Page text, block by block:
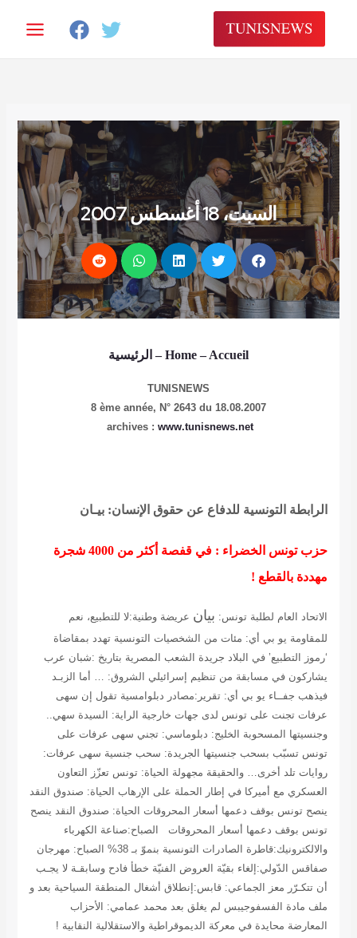
المحتوى
السبت، 18 أغسطس 2007
Home– Accueil
–الرئيسية
TUNISNEWS
8 ème année, N° 2643 du 18.08.2007
archives : www.tunisnews.net
الرابطة التونسية للدفاع عن حقوق الإنسان: بيـان
حزب تونس الخضراء : في قفصة أكثر من 4000 شجرة
مهددة بالقطع !
الاتحاد العام لطلبة تونس: بيان عريضة وطنية:لا للتطبيع، نعم
للمقاومة يو بي أي: مئات من الشخصيات التونسية تهدد بمقاضاة
‘رموز التطبيع’ في البلاد جريدة الشعب المصرية بتاريخ :شبان عرب
يشاركون في مسابقة من تنظيم إسرائيلي الشروق: … أما الزبـد
فيذهب جفــاء يو بي أي: تقرير:مصادر دبلوامسية تقول إن سهى
عرفات تجنت على تونس لدى جهات خارجية الراية: السيدة سهي..
وجنسيتها المسحوبة
الخليج: دبلوماسي: تجني سهى عرفات على
تونس تسبّب بسحب جنسيتها الجريدة: سحب جنسية سهى عرفات:
روايات تلد أخرى… والحقيقة مجهولة
الحياة: تونس تعزّز التعاون
العسكري مع أميركا في إطار الحملة على الإرهاب الحياة: صندوق النقد
ينصح تونس بوقف دعمها أسعار المحروقات
الحياة: صندوق النقد ينصح
تونس بوقف دعمها أسعار المحروقات الصباح:صناعة الكهرباء
والالكترونيك:قاطرة الصادرات التونسية بنموّ بـ 38%
الصباح: مهرجان
صفاقس الدّولي:إلغاء بقيّة العروض الفنيّة خطأ فادح وسابقـة لا يجـب
أن تتكـرّر معز الجماعي: قابس:إنطلاق أشغال المنطقة السياحية بعد و
ملف مادة الفسفوجيبس لم يغلق بعد محمد عمامي: الأحزاب
المعارضة محايدة في معركة الديموقراطية والاستقلالية النقابية !